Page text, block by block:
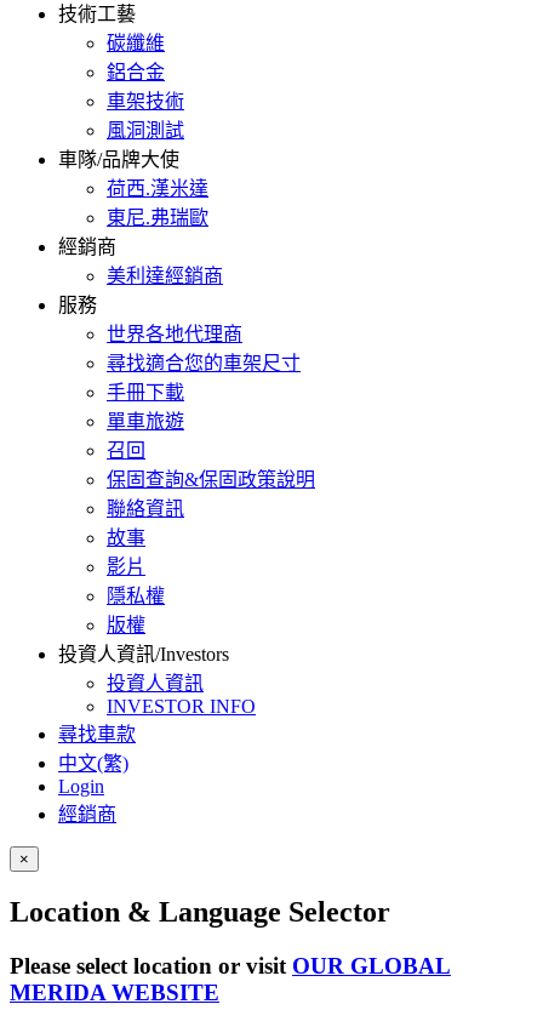
技術工藝
碳纖維
鋁合金
車架技術
風洞測試
車隊/品牌大使
荷西.漢米達
東尼.弗瑞歐
經銷商
美利達經銷商
服務
世界各地代理商
尋找適合您的車架尺寸
手冊下載
單車旅遊
召回
保固查詢&保固政策說明
聯絡資訊
故事
影片
隱私權
版權
投資人資訊/Investors
投資人資訊
INVESTOR INFO
尋找車款
中文(繁)
Login
經銷商
×
Location & Language Selector
Please select location or visit OUR GLOBAL
MERIDA WEBSITE